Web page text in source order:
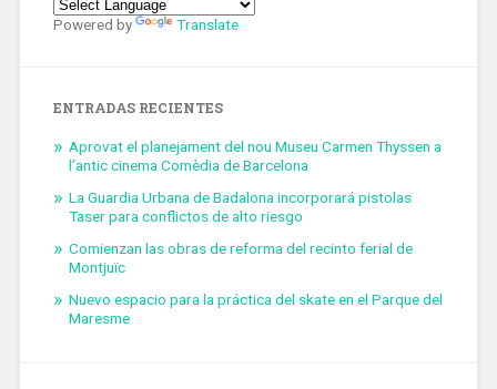
Powered by Translate
ENTRADAS RECIENTES
Aprovat el planejament del nou Museu Carmen Thyssen a
l’antic cinema Comèdia de Barcelona
La Guardia Urbana de Badalona incorporará pistolas
Taser para conflictos de alto riesgo
Comienzan las obras de reforma del recinto ferial de
Montjuïc
Nuevo espacio para la práctica del skate en el Parque del
Maresme